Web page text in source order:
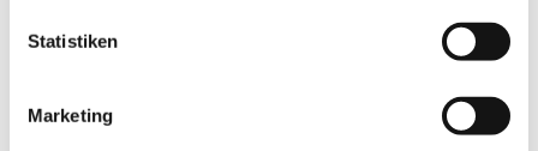
Statistiken
Marketing